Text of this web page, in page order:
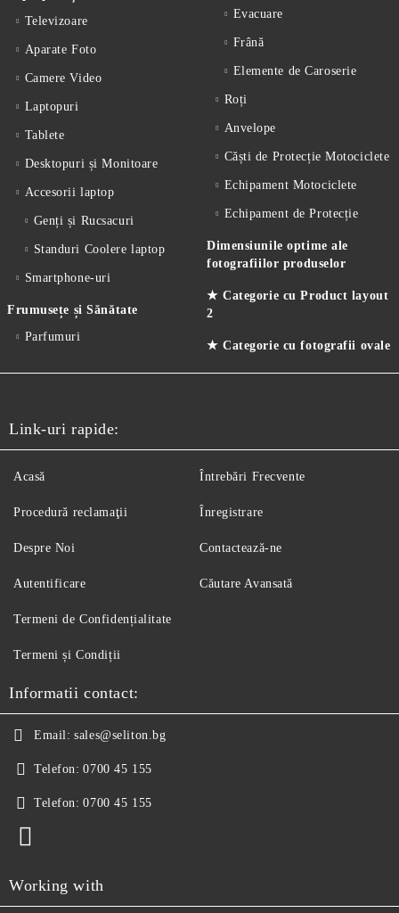
Televizoare
Aparate Foto
Camere Video
Laptopuri
Tablete
Desktopuri și Monitoare
Accesorii laptop
Genți și Rucsacuri
Standuri Coolere laptop
Smartphone-uri
Frumusețe și Sănătate
Parfumuri
Evacuare
Frână
Elemente de Caroserie
Roți
Anvelope
Căști de Protecție Motociclete
Echipament Motociclete
Echipament de Protecție
Dimensiunile optime ale
fotografiilor produselor
★ Categorie cu Product layout
2
★ Categorie cu fotografii ovale
Link-uri rapide:
Acasă
Procedură reclamaţii
Despre Noi
Autentificare
Întrebări Frecvente
Înregistrare
Contactează-ne
Căutare Avansată
Termeni de Confidențialitate
Termeni și Condiții
Informatii contact:
Email: sales@seliton.bg
Telefon: 0700 45 155
Telefon: 0700 45 155
Working with